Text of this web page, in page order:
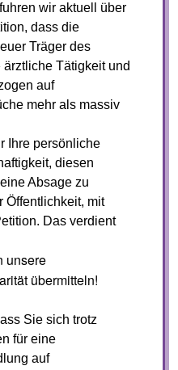
wir aktuell über
dass die
Träger des
Tätigkeit und
auf
mehr als massiv
Ihre persönliche
diesen
Absage zu
Öffentlichkeit, mit
Das verdient
unsere
übermitteln!
Sie sich trotz
für eine
auf